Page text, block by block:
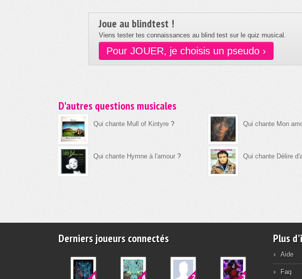
Joue au blindtest !
Viens tester tes connaissances au blind test sur le quiz musical.
Pour JOUER, je choisis un pseudo ›
D'autres questions musicales
Qui chante Mull of Kintyre ? Qui chante Mon
Qui chante Hymne à l'amour ? Qui chante Délire
Derniers joueurs connectés Plus
Aide
Faq